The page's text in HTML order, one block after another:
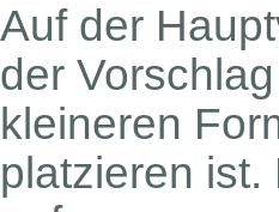
Auf der
der
kleineren
platzieren